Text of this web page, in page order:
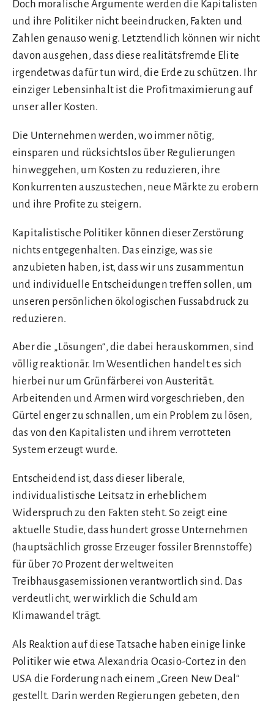
Doch moralische Argumente werden die Kapitalisten
und ihre Politiker nicht beeindrucken, Fakten und
Zahlen genauso wenig. Letztendlich können wir nicht
davon ausgehen, dass diese realitätsfremde Elite
irgendetwas dafür tun wird, die Erde zu schützen. Ihr
einziger Lebensinhalt ist die Profitmaximierung auf
unser aller Kosten.
Die Unternehmen werden, wo immer nötig,
einsparen und rücksichtslos über Regulierungen
hinweggehen, um Kosten zu reduzieren, ihre
Konkurrenten auszustechen, neue Märkte zu erobern
und ihre Profite zu steigern.
Kapitalistische Politiker können dieser Zerstörung
nichts entgegenhalten. Das einzige, was sie
anzubieten haben, ist, dass wir uns zusammentun
und individuelle Entscheidungen treffen sollen, um
unseren persönlichen ökologischen Fussabdruck zu
reduzieren.
Aber die „Lösungen“, die dabei herauskommen, sind
völlig reaktionär. Im Wesentlichen handelt es sich
hierbei nur um Grünfärberei von Austerität.
Arbeitenden und Armen wird vorgeschrieben, den
Gürtel enger zu schnallen, um ein Problem zu lösen,
das von den Kapitalisten und ihrem verrotteten
System erzeugt wurde.
Entscheidend ist, dass dieser liberale,
individualistische Leitsatz in erheblichem
Widerspruch zu den Fakten steht. So zeigt eine
aktuelle Studie, dass hundert grosse Unternehmen
(hauptsächlich grosse Erzeuger fossiler Brennstoffe)
für über 70 Prozent der weltweiten
Treibhausgasemissionen verantwortlich sind. Das
verdeutlicht, wer wirklich die Schuld am
Klimawandel trägt.
Als Reaktion auf diese Tatsache haben einige linke
Politiker wie etwa Alexandria Ocasio-Cortez in den
USA die Forderung nach einem „Green New Deal“
gestellt. Darin werden Regierungen gebeten, den